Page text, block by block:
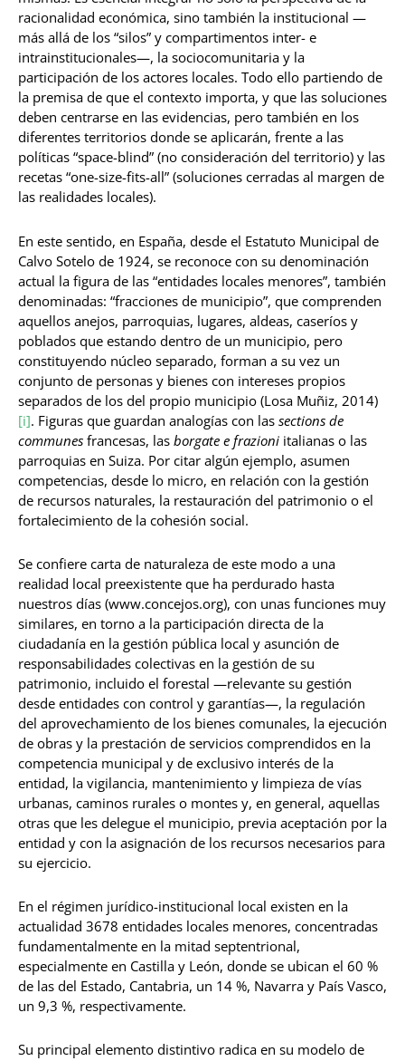
racionalidad económica, sino también la institucional —
más allá de los “silos” y compartimentos inter- e
intrainstitucionales—, la sociocomunitaria y la
participación de los actores locales. Todo ello partiendo de
la premisa de que el contexto importa, y que las soluciones
deben centrarse en las evidencias, pero también en los
diferentes territorios donde se aplicarán, frente a las
políticas “space-blind” (no consideración del territorio) y las
recetas “one-size-fits-all” (soluciones cerradas al margen de
las realidades locales).
En este sentido, en España, desde el Estatuto Municipal de
Calvo Sotelo de 1924, se reconoce con su denominación
actual la figura de las “entidades locales menores”, también
denominadas: “fracciones de municipio”, que comprenden
aquellos anejos, parroquias, lugares, aldeas, caseríos y
poblados que estando dentro de un municipio, pero
constituyendo núcleo separado, forman a su vez un
conjunto de personas y bienes con intereses propios
separados de los del propio municipio (Losa Muñiz, 2014)
[i]. Figuras que guardan analogías con las sections de
communes francesas, las borgate e frazioni italianas o las
parroquias en Suiza. Por citar algún ejemplo, asumen
competencias, desde lo micro, en relación con la gestión
de recursos naturales, la restauración del patrimonio o el
fortalecimiento de la cohesión social.
Se confiere carta de naturaleza de este modo a una
realidad local preexistente que ha perdurado hasta
nuestros días (www.concejos.org), con unas funciones muy
similares, en torno a la participación directa de la
ciudadanía en la gestión pública local y asunción de
responsabilidades colectivas en la gestión de su
patrimonio, incluido el forestal —relevante su gestión
desde entidades con control y garantías—, la regulación
del aprovechamiento de los bienes comunales, la ejecución
de obras y la prestación de servicios comprendidos en la
competencia municipal y de exclusivo interés de la
entidad, la vigilancia, mantenimiento y limpieza de vías
urbanas, caminos rurales o montes y, en general, aquellas
otras que les delegue el municipio, previa aceptación por la
entidad y con la asignación de los recursos necesarios para
su ejercicio.
En el régimen jurídico-institucional local existen en la
actualidad 3678 entidades locales menores, concentradas
fundamentalmente en la mitad septentrional,
especialmente en Castilla y León, donde se ubican el 60 %
de las del Estado, Cantabria, un 14 %, Navarra y País Vasco,
un 9,3 %, respectivamente.
Su principal elemento distintivo radica en su modelo de